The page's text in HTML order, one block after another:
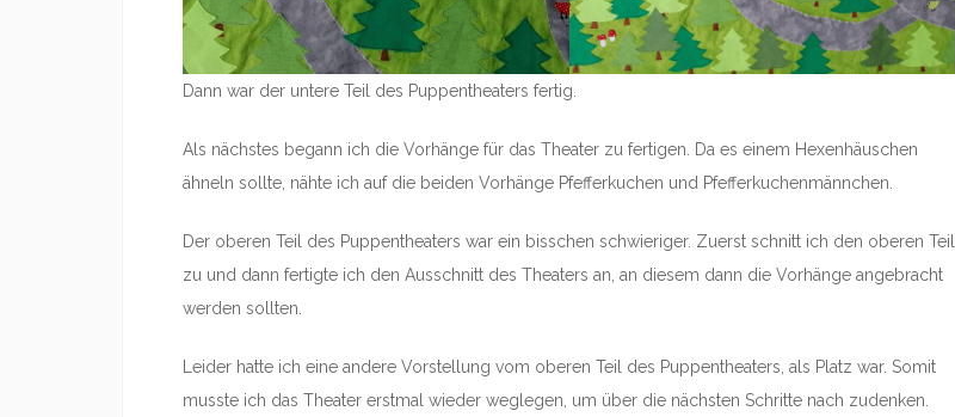
Dann war der untere Teil des Puppentheaters fertig.
Als nächstes begann ich die Vorhänge für das Theater zu fertigen. Da es einem Hexenhäuschen
ähneln sollte, nähte ich auf die beiden Vorhänge Pfefferkuchen und Pfefferkuchenmännchen.
Der oberen Teil des Puppentheaters war ein bisschen schwieriger. Zuerst schnitt ich den oberen Teil
zu und dann fertigte ich den Ausschnitt des Theaters an, an diesem dann die Vorhänge angebracht
werden sollten.
Leider hatte ich eine andere Vorstellung vom oberen Teil des Puppentheaters, als Platz war. Somit
musste ich das Theater erstmal wieder weglegen, um über die nächsten Schritte nach zudenken.